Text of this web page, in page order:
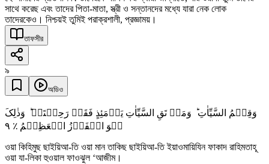
সাথে করেছ এবং তাদের পিতা-মাতা, স্ত্রী ও সন্তানদের মধ্যে যারা নেক লোক
তাদেরকেও। নিশ্চয়ই তুমিই পরাক্রশালী, প্রজ্ঞাময়।
তাফসীর
৯
অডিও
وَقِہِمُ السَّیِّاٰتِ ؕ وَمَنۡ تَقِ السَّیِّاٰتِ یَوۡمَئِذٍ فَقَدۡ رَحِمۡتَہٗ ؕ وَذٰلِکَ
ہُوَ الۡفَوۡزُ الۡعَظِیۡمُ ٪ ٩
ওয়া কিহিমুছ ছাইয়িআ-তি ওয়া মান তাকিছ ছাইয়িআ-তি ইয়াওমায়িযিন ফাকাদ রাহিমতাহূ
ওয়া যা-লিকা হুওয়াল ফাওঝুল ‘আজীম।